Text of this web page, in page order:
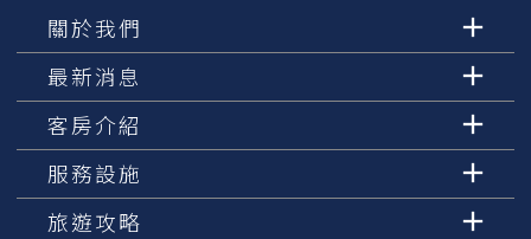
關於我們
最新消息
客房介紹
服務設施
旅遊攻略